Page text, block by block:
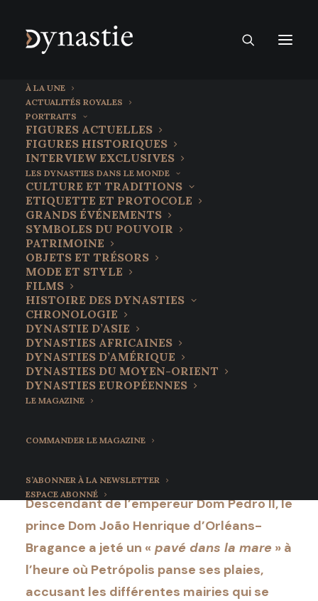
À LA UNE
ACTUALITÉS ROYALES
PORTRAITS
FIGURES ACTUELLES
FIGURES HISTORIQUES
INTERVIEW EXCLUSIVES
LES DYNASTIES DANS LE MONDE
CULTURE ET TRADITIONS
ETIQUETTE ET PROTOCOLE
GRANDS ÉVÉNEMENTS
SYMBOLES DU POUVOIR
PATRIMOINE
OBJETS ET TRÉSORS
MODE ET STYLE
FILMS
HISTOIRE DES DYNASTIES
CHRONOLOGIE
DYNASTIE D’ASIE
DYNASTIES AFRICAINES
DYNASTIES D’AMÉRIQUE
DYNASTIES DU MOYEN-ORIENT
DYNASTIES EUROPÉENNES
LE MAGAZINE
COMMANDER LE MAGAZINE
S’ABONNER À LA NEWSLETTER
ESPACE ABONNÉ
Pétropolis et Vassouras
unis face à la tragédie
qui touche la capitale
impériale
21 février 2022
Descendant de l’empereur Dom Pedro II, le
prince Dom João Henrique d’Orléans-
Bragance a jeté un « pavé dans la mare » à
l’heure où Petrópolis panse ses plaies,
accusant les différentes mairies qui se